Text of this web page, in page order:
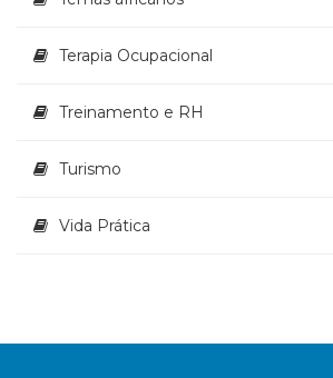
Terapia Ocupacional
Treinamento e RH
Turismo
Vida Prática